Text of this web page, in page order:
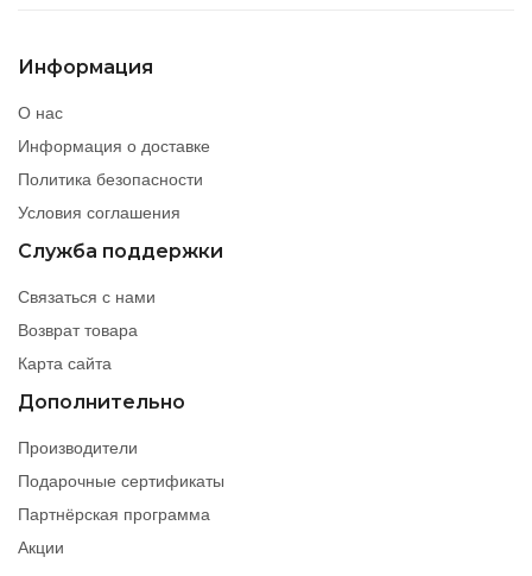
Информация
О нас
Информация о доставке
Политика безопасности
Условия соглашения
Служба поддержки
Связаться с нами
Возврат товара
Карта сайта
Дополнительно
Производители
Подарочные сертификаты
Партнёрская программа
Акции